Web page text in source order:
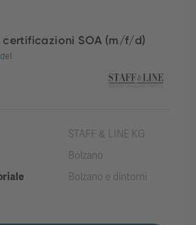
certificazioni SOA (m/f/d)
STAFF & LINE KG
Bolzano
Bolzano e dintorni